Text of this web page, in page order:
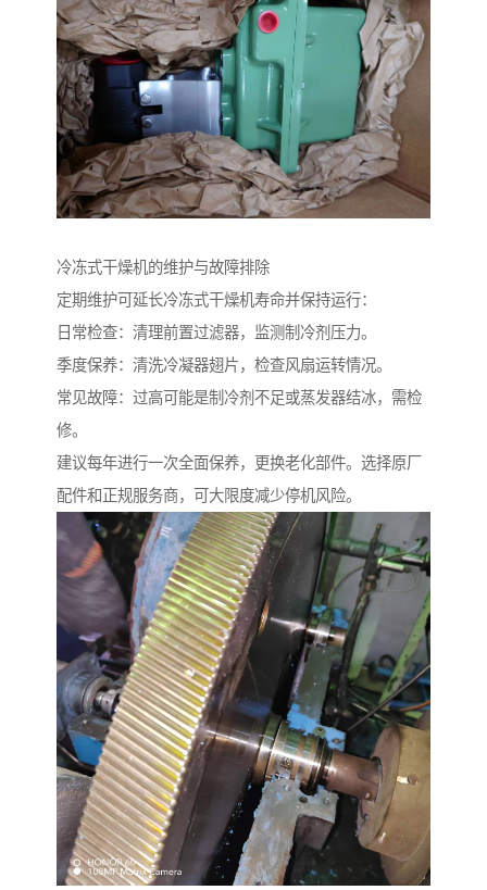
冷冻式干燥机的维护与故障排除
定期维护可延长冷冻式干燥机寿命并保持运行：
日常检查：清理前置过滤器，监测制冷剂压力。
季度保养：清洗冷凝器翅片，检查风扇运转情况。
常见故障：过高可能是制冷剂不足或蒸发器结冰，需检
修。
建议每年进行一次全面保养，更换老化部件。选择原厂
配件和正规服务商，可大限度减少停机风险。